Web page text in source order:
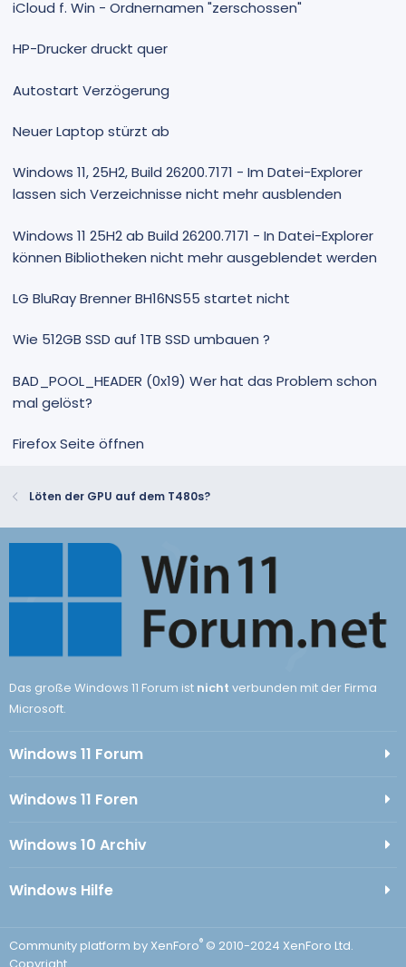
iCloud f. Win - Ordnernamen "zerschossen"
HP-Drucker druckt quer
Autostart Verzögerung
Neuer Laptop stürzt ab
Windows 11, 25H2, Build 26200.7171 - Im Datei-Explorer
lassen sich Verzeichnisse nicht mehr ausblenden
Windows 11 25H2 ab Build 26200.7171 - In Datei-Explorer
können Bibliotheken nicht mehr ausgeblendet werden
LG BluRay Brenner BH16NS55 startet nicht
Wie 512GB SSD auf 1TB SSD umbauen ?
BAD_POOL_HEADER (0x19) Wer hat das Problem schon
mal gelöst?
Firefox Seite öffnen
Löten der GPU auf dem T480s?
Das große Windows 11 Forum ist nicht verbunden mit der Firma
Microsoft.
Windows 11 Forum
Windows 11 Foren
Windows 10 Archiv
Windows Hilfe
Community platform by XenForo® © 2010-2024 XenForo Ltd.
Copyright